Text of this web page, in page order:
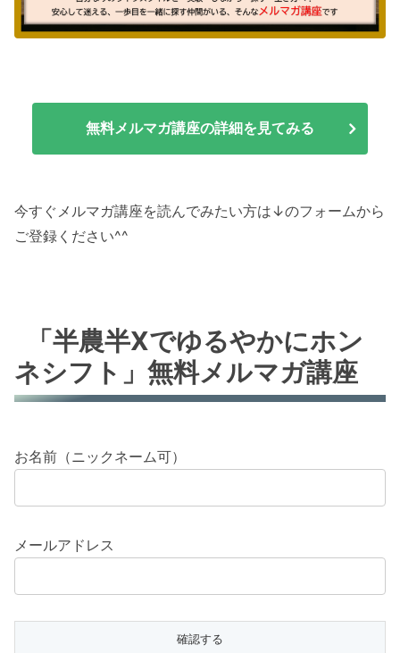
無料メルマガ講座の詳細を見てみる
今すぐメルマガ講座を読んでみたい方は↓のフォームから
ご登録ください^^
「半農半Xでゆるやかにホン
ネシフト」無料メルマガ講座
お名前（ニックネーム可）
メールアドレス